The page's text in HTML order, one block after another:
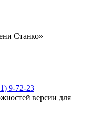
Станко»
9-72-23
версии для